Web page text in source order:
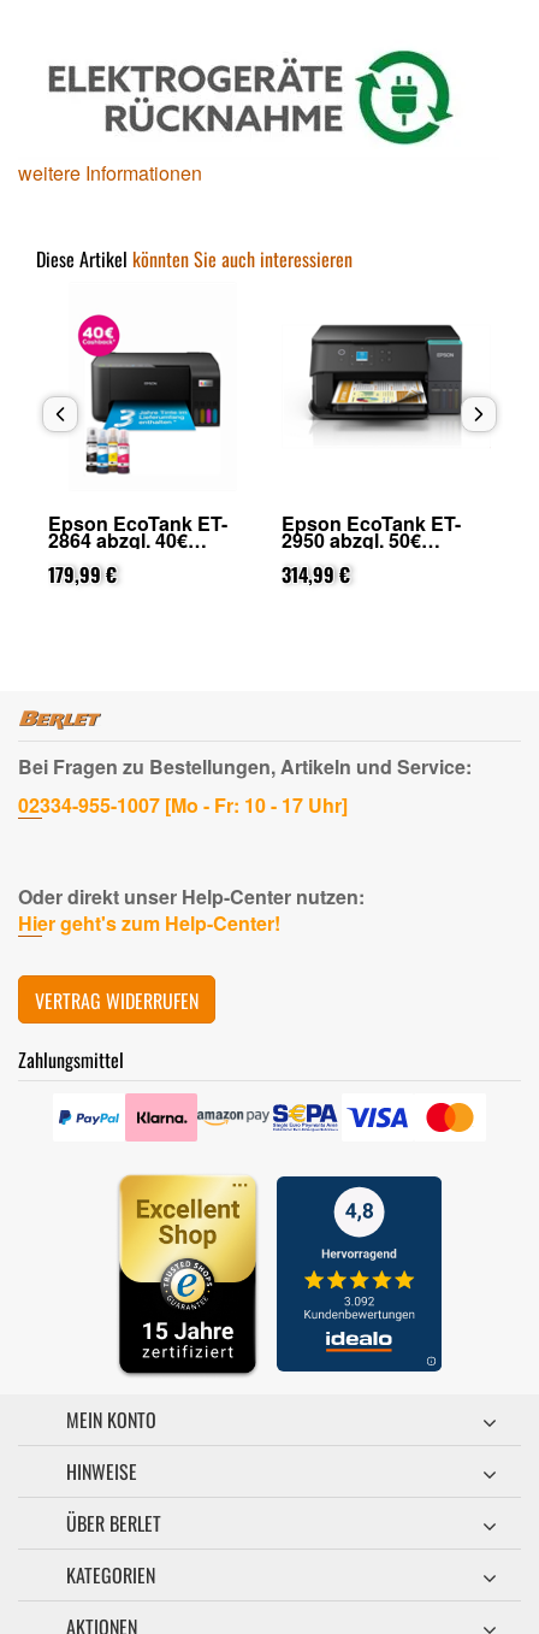
weitere Informationen
Diese Artikel könnten Sie auch interessieren
Epson EcoTank ET-
2864 abzgl. 40€
Cashback (von Epson
nach Registrierung)
179,99 €
Epson EcoTank ET-
2950 abzgl. 50€
Cashback (von Epson
nach Registrierung)
314,99 €
Bei Fragen zu Bestellungen, Artikeln und Service:
02334-955-1007 [Mo - Fr: 10 - 17 Uhr]
Oder direkt unser Help-Center nutzen:
Hier geht's zum Help-Center!
VERTRAG WIDERRUFEN
Zahlungsmittel
MEIN KONTO
HINWEISE
ÜBER BERLET
KATEGORIEN
AKTIONEN